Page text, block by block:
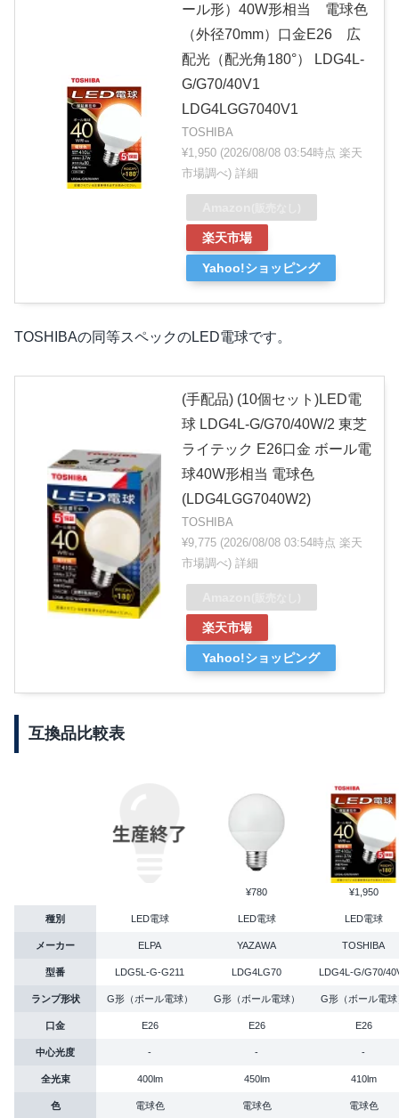
ール形）40W形相当 電球色
（外径70mm）口金E26 広
配光（配光角180°） LDG4L-
G/G70/40V1
LDG4LGG7040V1
TOSHIBA
¥1,950 (2026/08/08 03:54時点 楽天
市場調べ) 詳細
楽天市場
Yahoo!ショッピング
TOSHIBAの同等スペックのLED電球です。
(手配品) (10個セット)LED電
球 LDG4L-G/G70/40W/2 東芝
ライテック E26口金 ボール電
球40W形相当 電球色
(LDG4LGG7040W2)
TOSHIBA
¥9,775 (2026/08/08 03:54時点 楽天
市場調べ) 詳細
楽天市場
Yahoo!ショッピング
互換品比較表
¥780 ¥1,950
種別 LED電球 LED電球 LED電球
メーカー ELPA YAZAWA TOSHIBA
型番 LDG5L-G-G211 LDG4LG70 LDG4L-G/G70/
ランプ形状 G形（ボール電球） G形（ボール電球） G形（ボール電球
口金 E26 E26 E26
中心光度 - - -
全光束 400lm 450lm 410lm
色 電球色 電球色 電球色